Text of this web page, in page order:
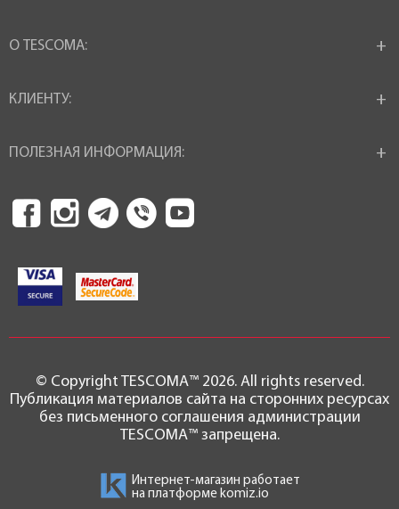
О TESCOMA:
КЛИЕНТУ:
ПОЛЕЗНАЯ ИНФОРМАЦИЯ:
© Copyright TESCOMA™ 2026. All rights reserved.
Публикация материалов сайта на сторонних ресурсах
без письменного соглашения администрации
TESCOMA™ запрещена.
Интернет-магазин работает
на платформе komiz.io